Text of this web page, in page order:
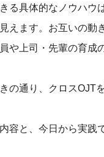
る具体的なノウハウ
えます。お互いの動
や上司・先輩の育成
の通り
、クロスOJT
容と、今日から実践